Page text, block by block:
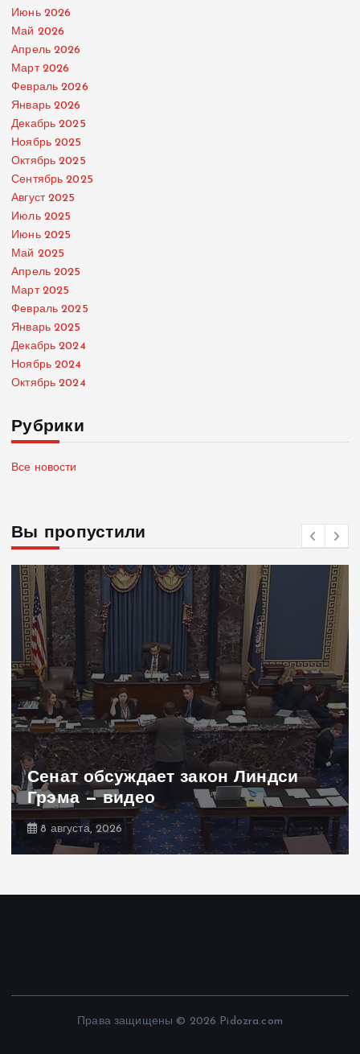
Июнь 2026
Май 2026
Апрель 2026
Март 2026
Февраль 2026
Январь 2026
Декабрь 2025
Ноябрь 2025
Октябрь 2025
Сентябрь 2025
Август 2025
Июль 2025
Июнь 2025
Май 2025
Апрель 2025
Март 2025
Февраль 2025
Январь 2025
Декабрь 2024
Ноябрь 2024
Октябрь 2024
Рубрики
Все новости
Вы пропустили
Сенат обсуждает закон Линдси
Грэма — видео
8 августа, 2026
Права защищены © 2026 Pidozra.com